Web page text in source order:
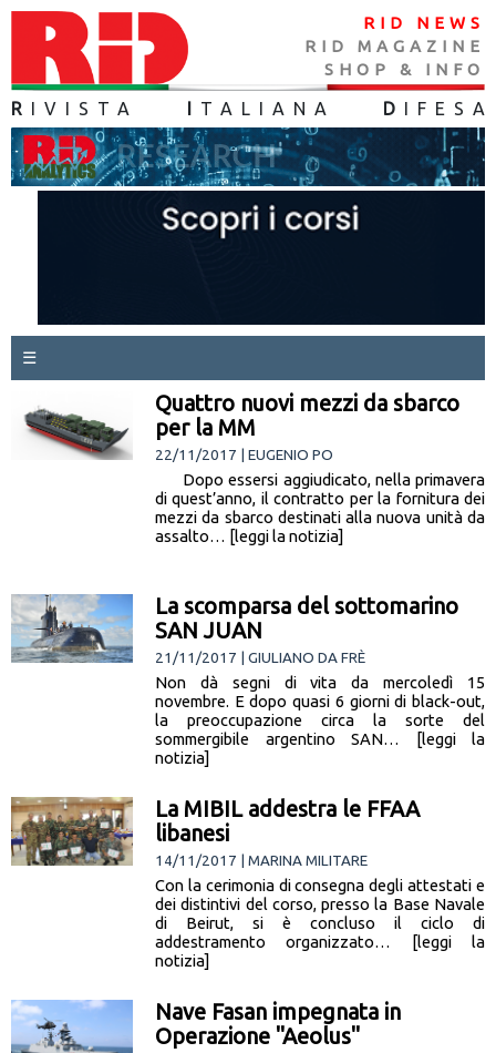
RID NEWS
RID MAGAZINE
SHOP & INFO
R IVISTA TALIANA D IFES A
☰
Quattro nuovi mezzi da sbarco
per la MM
22/11/2017 | EUGENIO PO
Dopo essersi aggiudicato, nella primavera
di quest’anno, il contratto per la fornitura dei
mezzi da sbarco destinati alla nuova unità da
assalto… [leggi la notizia]
La scomparsa del sottomarino
SAN JUAN
21/11/2017 | GIULIANO DA FRÈ
Non dà segni di vita da mercoledì 15
novembre. E dopo quasi 6 giorni di black-out,
la preoccupazione circa la sorte del
sommergibile argentino SAN… [leggi la
notizia]
La MIBIL addestra le FFAA
libanesi
14/11/2017 | MARINA MILITARE
Con la cerimonia di consegna degli attestati e
dei distintivi del corso, presso la Base Navale
di Beirut, si è concluso il ciclo di
addestramento organizzato… [leggi la
notizia]
Nave Fasan impegnata in
Operazione "Aeolus"